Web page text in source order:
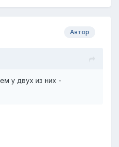
Автор
у двух из них -